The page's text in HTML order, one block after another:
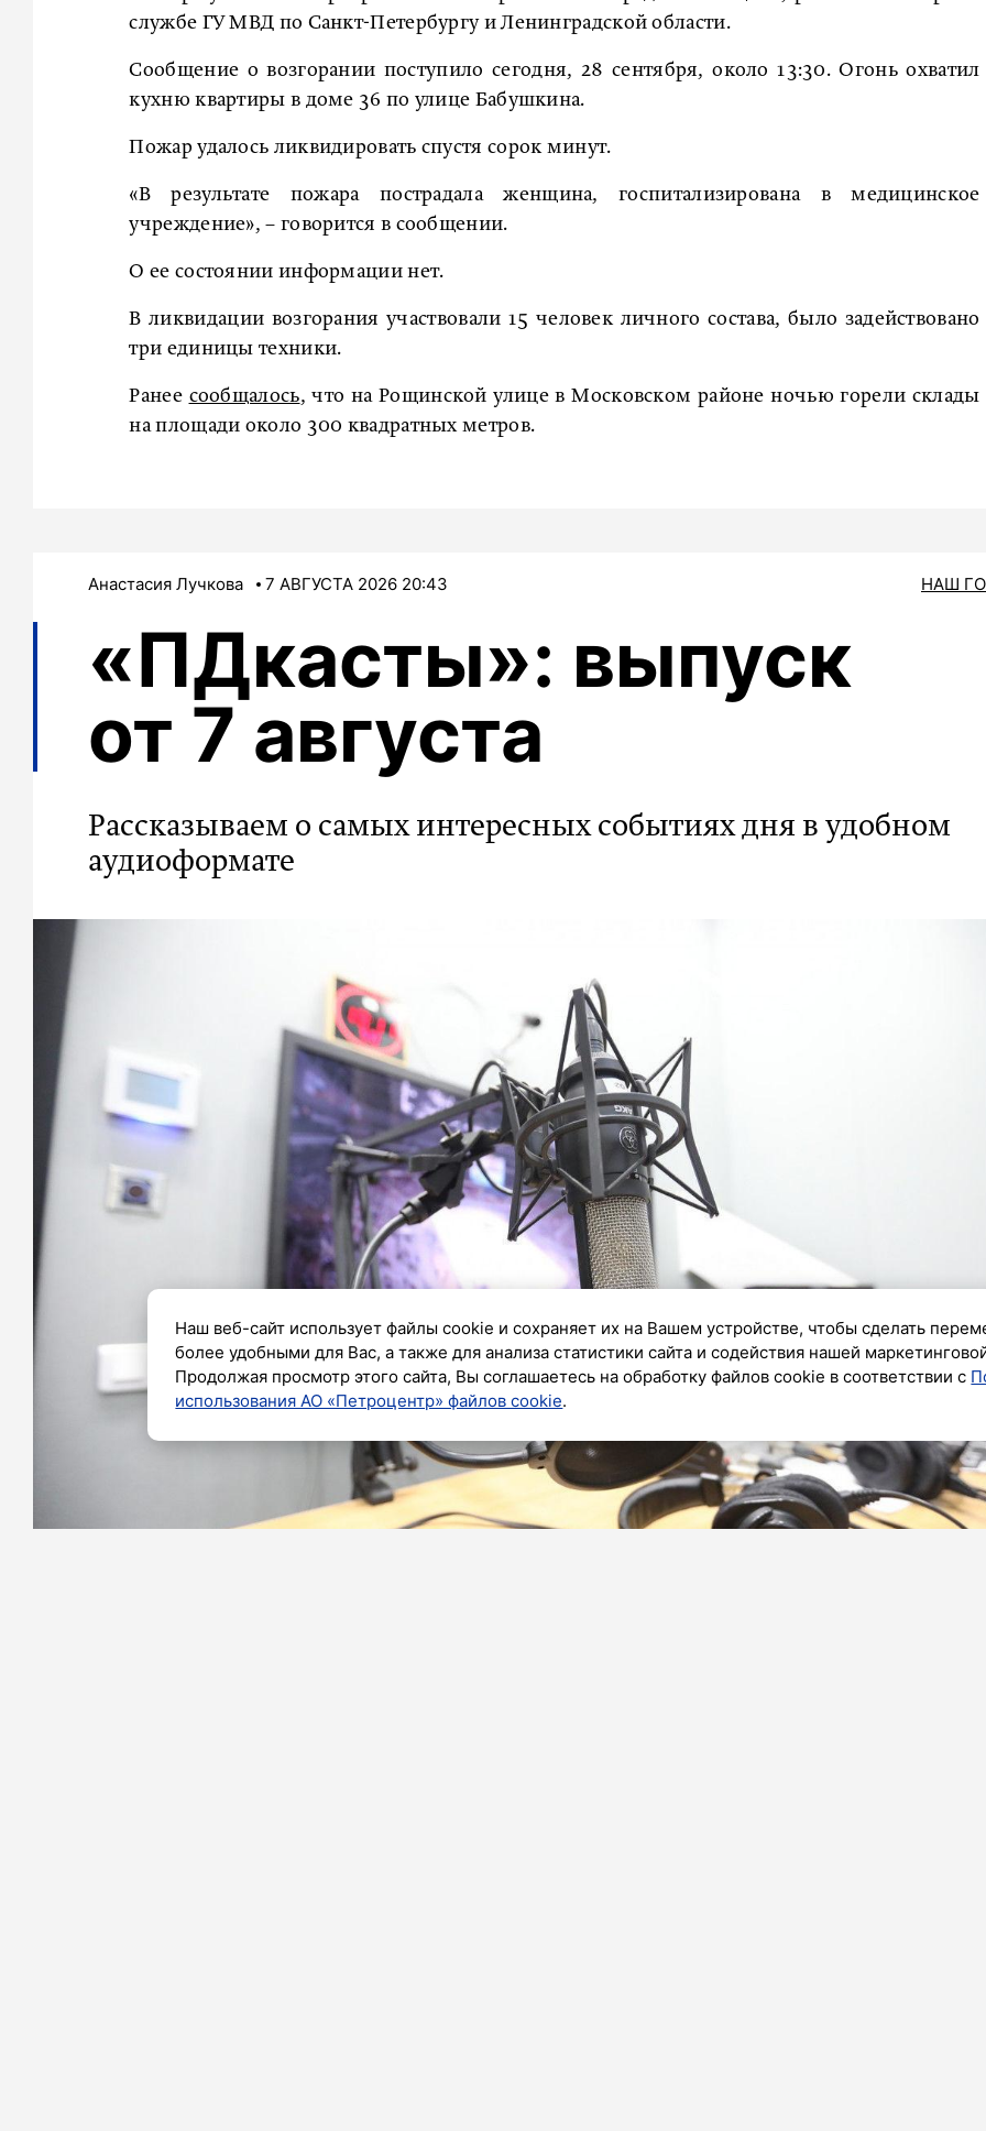
службе ГУ МВД по Санкт-Петербургу и Ленинградской области.
Сообщение о возгорании поступило сегодня, 28 сентября, около 13:30. Огонь охватил
кухню квартиры в доме 36 по улице Бабушкина.
Пожар удалось ликвидировать спустя сорок минут.
«В результате пожара пострадала женщина, госпитализирована в медицинское
учреждение», – говорится в сообщении.
О ее состоянии информации нет.
В ликвидации возгорания участвовали 15 человек личного состава, было задействовано
три единицы техники.
Ранее сообщалось, что на Рощинской улице в Московском районе ночью горели склады
на площади около 300 квадратных метров.
Анастасия Лучкова 7 АВГУСТА 2026 20:43 НАШ
«ПДкасты»: выпуск
от 7 августа
Рассказываем о самых интересных событиях дня в удобном
аудиоформате
Наш веб-сайт использует файлы cookie и сохраняет их на Вашем устройстве, чтобы сделать
более удобными для Вас, а также для анализа статистики сайта и содействия нашей
Продолжая просмотр этого сайта, Вы соглашаетесь на обработку файлов cookie в соответствии с
использования АО «Петроцентр» файлов cookie.